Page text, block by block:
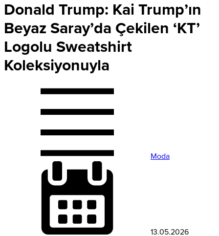
Donald Trump: Kai Trump’ın
Beyaz Saray’da Çekilen ‘KT’
Logolu Sweatshirt
Koleksiyonuyla
Moda
13.05.2026